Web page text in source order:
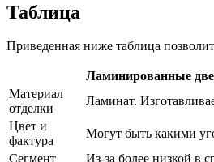
Таблица
Приведенная ниже таблица
Ламинированные
Материал
отделки
Ламинат.
Цвет и
фактура
Могут быть какими
Сегмент
Из-за более низкой в